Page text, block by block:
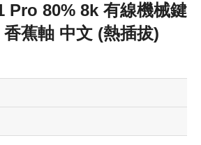
Pro 80% 8k 有線機械鍵
蕉軸 中文 (熱插拔)